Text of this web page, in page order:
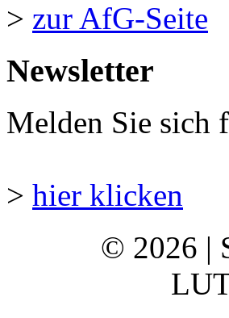
> zur AfG-Seite
Newsletter
Melden Sie sich
> hier klicken
© 2026 |